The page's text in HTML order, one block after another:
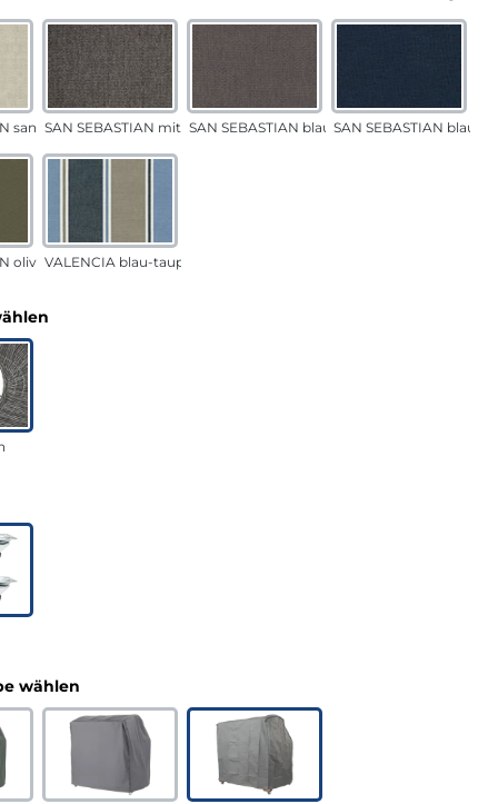
sandSAN SEBASTIAN mittelgrauSAN SEBASTIAN blau-sandSAN SEBASTIAN blau
oliv VALENCIA blau-taupe
wählen